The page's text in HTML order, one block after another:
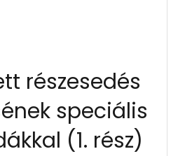
részesedés
speciális
(1. rész)